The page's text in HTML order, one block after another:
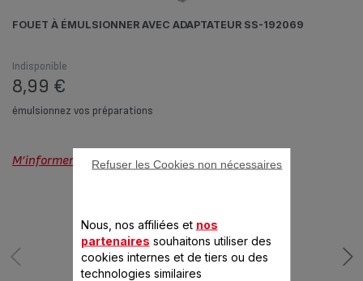
FOUET À ÉMULSIONNER AVEC ADAPTATEUR SS-192069
Indisponible
8,99 €
émulsionnez vos préparations
M’informer sur la disponibilité
Nous, nos affiliées et nos
partenaires souhaitons utiliser des
cookies internes et de tiers ou des
technologies similaires
Refuser les Cookies non nécessaires